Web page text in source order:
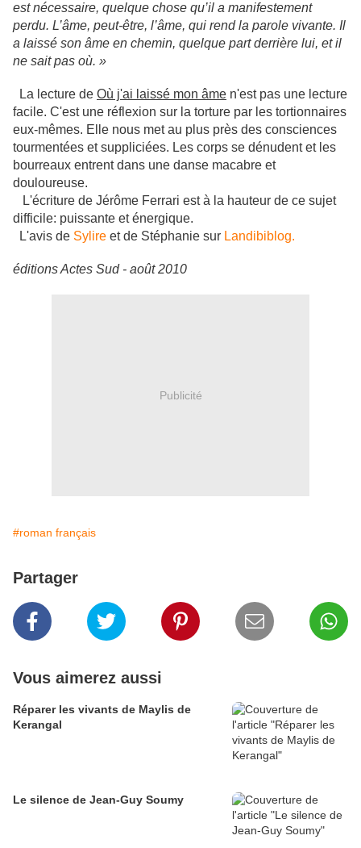
est nécessaire, quelque chose qu’il a manifestement
perdu. L’âme, peut-être, l’âme, qui rend la parole vivante. Il
a laissé son âme en chemin, quelque part derrière lui, et il
ne sait pas où. »
La lecture de Où j'ai laissé mon âme n'est pas une lecture
facile. C'est une réflexion sur la torture par les tortionnaires
eux-mêmes. Elle nous met au plus près des consciences
tourmentées et suppliciées. Les corps se dénudent et les
bourreaux entrent dans une danse macabre et
douloureuse.
L'écriture de Jérôme Ferrari est à la hauteur de ce sujet
difficile: puissante et énergique.
L'avis de Sylire et de Stéphanie sur Landibiblog.
éditions Actes Sud - août 2010
Publicité
#roman français
Partager
Vous aimerez aussi
Réparer les vivants de Maylis de
Kerangal
Le silence de Jean-Guy Soumy